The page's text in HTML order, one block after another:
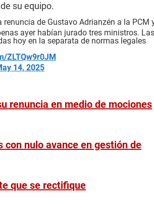
su equipo.
de Gustavo Adrianzén a la PCM
ayer habían jurado tres ministros. Las
hoy en la separata de normas legales
ZLTQw9r0JM
14, 2025
renuncia en medio de mociones
con nulo avance en gestión de
que se rectifique